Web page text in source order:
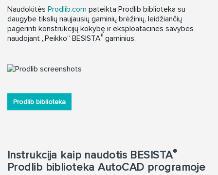
Naudokitės Prodlib.com pateikta Prodlib biblioteka su
daugybe tikslių naujausių gaminių brėžinių, leidžiančių
pagerinti konstrukcijų kokybę ir eksploatacines savybes
naudojant „Peikko“ BESISTA® gaminius.
Prodlib biblioteka
Instrukcija kaip naudotis BESISTA®
Prodlib biblioteka AutoCAD programoje